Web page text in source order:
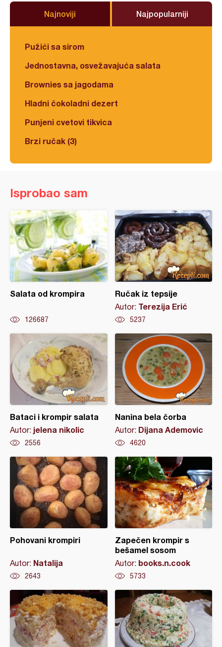
Najnoviji Najpopularniji
Pužići sa sirom
Jednostavna, osvežavajuća salata
Brownies sa jagodama
Hladni čokoladni dezert
Punjeni cvetovi tikvica
Brzi ručak (3)
Isprobao sam
Salata od krompira
126687
Ručak iz tepsije
Autor: Terezija Erić
5237
Bataci i krompir salata
Autor: jelena nikolic
2556
Nanina bela čorba
Autor: Dijana Ademovic
4620
Pohovani krompiri
Autor: Natalija
2643
Zapečen krompir s
bešamel sosom
Autor: books.n.cook
5733